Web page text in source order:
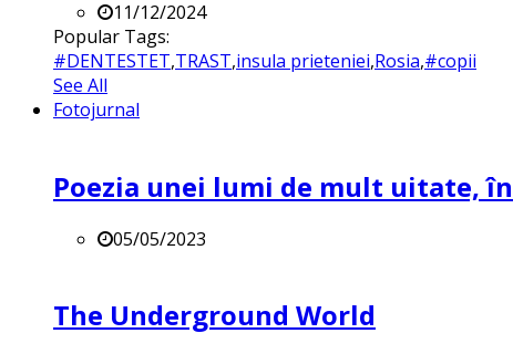
11/12/2024
Popular Tags:
#DENTESTET,TRAST,insula prieteniei,Rosia,#copii
See All
Fotojurnal
Poezia unei lumi de mult uitate,
05/05/2023
The Underground World